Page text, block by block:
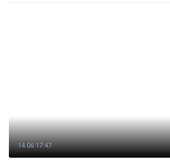
14.06 17:47